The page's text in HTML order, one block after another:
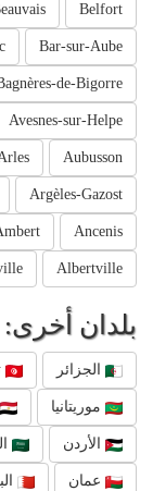
Belfort
Bar-sur-Aube
de-Bigorre
Avesnes-sur-Helpe
Aubusson
Argèles-Gazost
Ancenis
Albertville
بلدان أخرى:
الجزائر
موريتانيا
الأردن
عمان